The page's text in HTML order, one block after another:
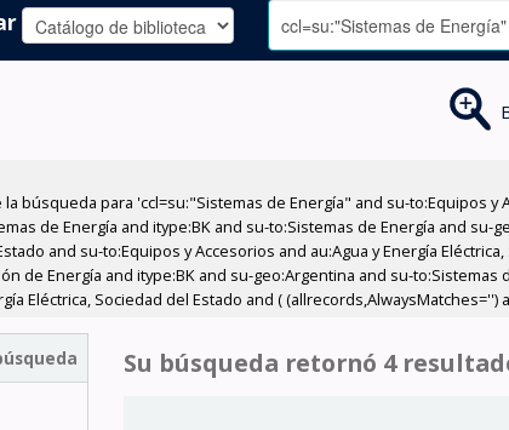
búsqueda para 'ccl=su:"Sistemas de Energía" and su-to:Equipos y
de Energía and itype:BK and su-to:Sistemas de Energía and su-
and su-to:Equipos y Accesorios and au:Agua y Energía
de Energía and itype:BK and su-geo:Argentina and su-
Eléctrica, Sociedad del Estado and (
Su búsqueda retornó 4